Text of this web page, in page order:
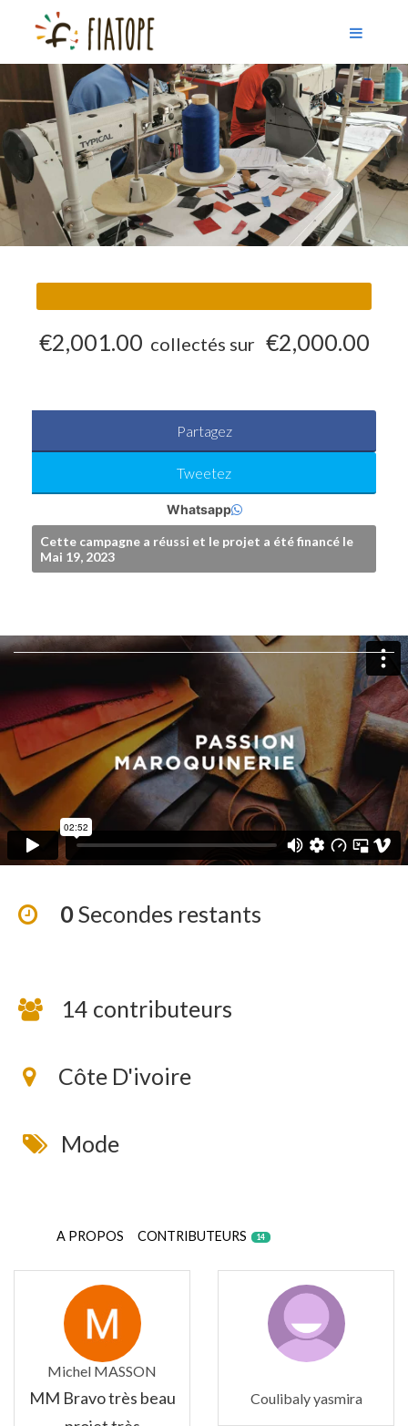
€2,001.00 collectés sur €2,000.00
Partagez
Tweetez
Whatsapp
Cette campagne a réussi et le projet a été financé le
Mai 19, 2023
0Secondes restants
14 contributeurs
Côte D'ivoire
Mode
A PROPOS CONTRIBUTEURS 14
Michel MASSON
MM Bravo très beau
Coulibaly yasmira